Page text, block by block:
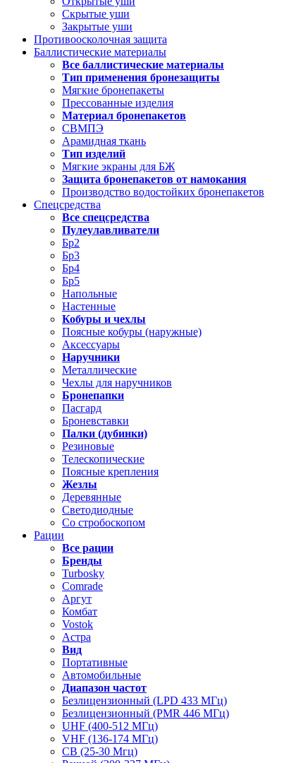
Скрытые уши
Закрытые уши
Противоосколочная защита
Баллистические материалы
Все баллистические материалы
Тип применения бронезащиты
Мягкие бронепакеты
Прессованные изделия
Материал бронепакетов
СВМПЭ
Арамидная ткань
Тип изделий
Мягкие экраны для БЖ
Защита бронепакетов от намокания
Производство водостойких бронепакетов
Спецсредства
Все спецсредства
Пулеулавливатели
Бр2
Бр3
Бр4
Бр5
Напольные
Настенные
Кобуры и чехлы
Поясные кобуры (наружные)
Аксессуары
Наручники
Металлические
Чехлы для наручников
Бронепапки
Пасгард
Броневставки
Палки (дубинки)
Резиновые
Телескопические
Поясные крепления
Жезлы
Деревянные
Светодиодные
Со стробоскопом
Рации
Все рации
Бренды
Turbosky
Comrade
Аргут
Комбат
Vostok
Астра
Вид
Портативные
Автомобильные
Диапазон частот
Безлицензионный (LPD 433 МГц)
Безлицензионный (PMR 446 МГц)
UHF (400-512 МГц)
VHF (136-174 МГц)
CB (25-30 Мгц)